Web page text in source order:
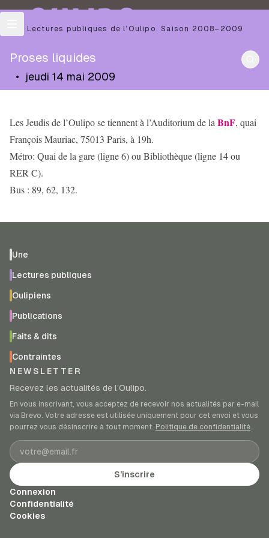
OULIPO
Les Lectures publiques de l’Oulipo ,Saison 2008–2009
Proses liquides
• jeudi 14 mai 2009
Les Jeudis de l’Oulipo se tiennent à l’Auditorium de la BnF, quai
François Mauriac, 75013 Paris, à 19h.
Métro: Quai de la gare (ligne 6) ou Bibliothèque (ligne 14 ou
RER C).
Bus : 89, 62, 132.
Une
Lectures publiques
Oulipiens
Publications
Faits & dits
Contraintes
NEWSLETTER
Recevez les actualités de l’Oulipo.
En vous inscrivant, vous acceptez de recevoir nos actualités par e-mail
via Brevo. Votre adresse est utilisée uniquement pour cet envoi et vous
pourrez vous désinscrire à tout moment. Politique de confidentialité.
Adresse e-mail
S’inscrire
Connexion
Confidentialité
Cookies